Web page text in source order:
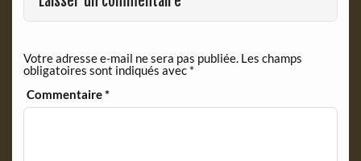
k
e
d
l
y
Votre adresse e-mail ne sera pas publiée. Les champs
obligatoires sont indiqués avec *
Commentaire*